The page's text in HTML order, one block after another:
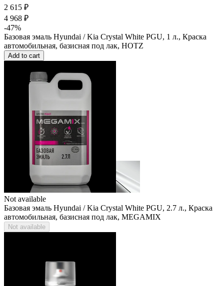
2 615 ₽
4 968 ₽
-47%
Базовая эмаль Hyundai / Kia Crystal White PGU, 1 л., Краска
автомобильная, базисная под лак, HOTZ
Add to cart
Not available
Базовая эмаль Hyundai / Kia Crystal White PGU, 2.7 л., Краска
автомобильная, базисная под лак, MEGAMIX
Not available